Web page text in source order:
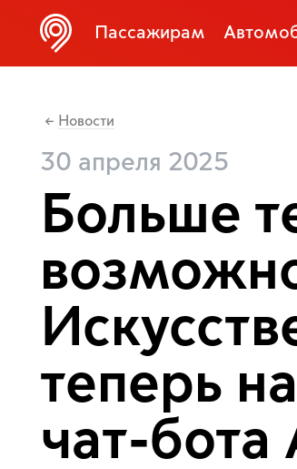
Пассажирам
← Новости
30 апреля 2025
Больше
теперь
чат-бота